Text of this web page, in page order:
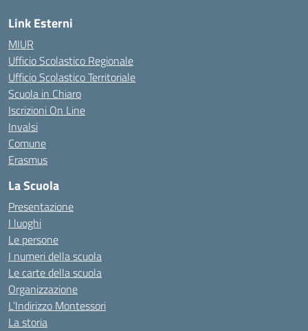
Link Esterni
MIUR
Ufficio Scolastico Regionale
Ufficio Scolastico Territoriale
Scuola in Chiaro
Iscrizioni On Line
Invalsi
Comune
Erasmus
La Scuola
Presentazione
I luoghi
Le persone
I numeri della scuola
Le carte della scuola
Organizzazione
L’Indirizzo Montessori
La storia